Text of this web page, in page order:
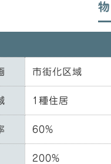
市街化区域
1種住居
60%
200%